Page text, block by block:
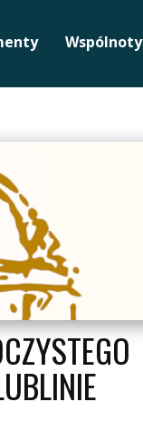
Wspólnoty